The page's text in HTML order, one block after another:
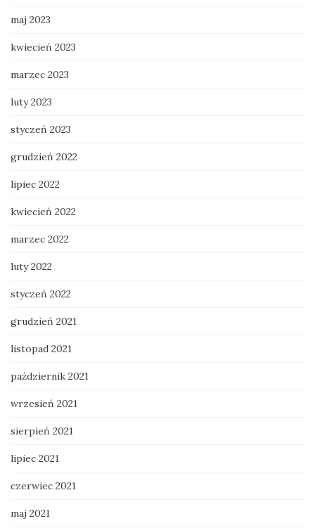
maj 2023
kwiecień 2023
marzec 2023
luty 2023
styczeń 2023
grudzień 2022
lipiec 2022
kwiecień 2022
marzec 2022
luty 2022
styczeń 2022
grudzień 2021
listopad 2021
październik 2021
wrzesień 2021
sierpień 2021
lipiec 2021
czerwiec 2021
maj 2021